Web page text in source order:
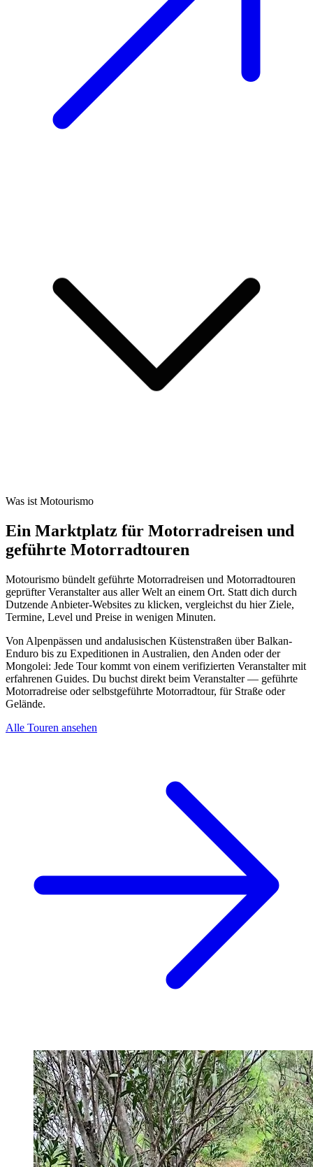
Was ist Motourismo
Ein Marktplatz für Motorradreisen und
geführte Motorradtouren
Motourismo bündelt geführte Motorradreisen und Motorradtouren
geprüfter Veranstalter aus aller Welt an einem Ort. Statt dich durch
Dutzende Anbieter-Websites zu klicken, vergleichst du hier Ziele,
Termine, Level und Preise in wenigen Minuten.
Von Alpenpässen und andalusischen Küstenstraßen über Balkan-
Enduro bis zu Expeditionen in Australien, den Anden oder der
Mongolei: Jede Tour kommt von einem verifizierten Veranstalter mit
erfahrenen Guides. Du buchst direkt beim Veranstalter — geführte
Motorradreise oder selbstgeführte Motorradtour, für Straße oder
Gelände.
Alle Touren ansehen